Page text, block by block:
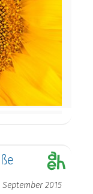
September 2015